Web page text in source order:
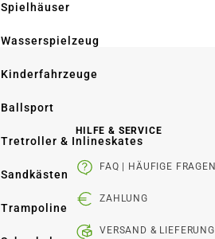
Spielhäuser
Wasserspielzeug
Kinderfahrzeuge
Ballsport
Tretroller & Inlineskates
Sandkästen
Trampoline
HILFE & SERVICE
FAQ | HÄUFIGE FRAGEN
ZAHLUNG
VERSAND & LIEFERUNG